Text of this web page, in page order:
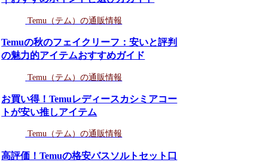
Temu（テム）の通販情報
Temuの秋のフェイクリーフ：安いと評判
の魅力的アイテムおすすめガイド
Temu（テム）の通販情報
お買い得！Temuレディースカシミアコー
トが安い推しアイテム
Temu（テム）の通販情報
高評価！Temuの格安バスソルトセット口